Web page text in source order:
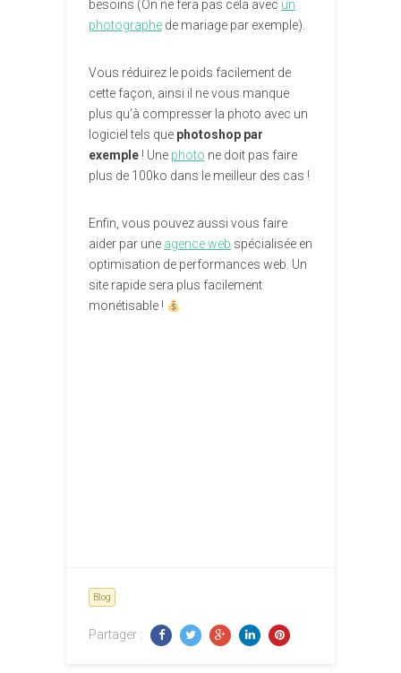
besoins (On ne fera pas cela avec un
photographe de mariage par exemple).
Vous réduirez le poids facilement de
cette façon, ainsi il ne vous manque
plus qu’à compresser la photo avec un
logiciel tels que photoshop par
exemple ! Une photo ne doit pas faire
plus de 100ko dans le meilleur des cas !
Enfin, vous pouvez aussi vous faire
aider par une agence web spécialisée en
optimisation de performances web. Un
site rapide sera plus facilement
monétisable !
Blog
Partager :